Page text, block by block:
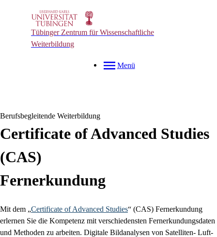
Tübinger Zentrum für Wissenschaftliche
Weiterbildung
Menü
Berufsbegleitende Weiterbildung
Certificate of Advanced Studies
(CAS)
Fernerkundung
Mit dem „Certificate of Advanced Studies“ (CAS) Fernerkundung
erlernen Sie die Kompetenz mit verschiedensten Fernerkundungsdaten
und Methoden zu arbeiten. Digitale Bildanalysen von Satelliten- Luft-